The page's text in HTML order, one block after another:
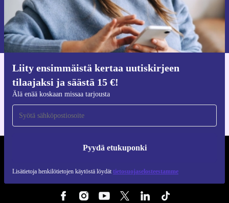
Liity ensimmäistä kertaa uutiskirjeen
tilaajaksi ja säästä 15 €!
Älä enää koskaan missaa tarjousta
Pyydä etukuponki
Lisätietoja henkilötietojen käytöstä löydät tietosuojaselosteestamme
Pyydä etukuponki
Lisätietoja henkilötietojen käytöstä löydättietosuojaselosteestamme.
Hanki refurbed-sovellus
iOS:lle ja Androidille